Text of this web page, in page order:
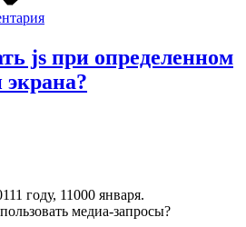
js при определенном
году, 11000 января.
медиа-запросы?